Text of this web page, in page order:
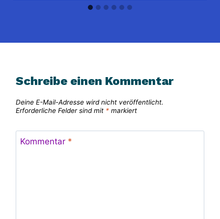
Schreibe einen Kommentar
Deine E-Mail-Adresse wird nicht veröffentlicht.
Erforderliche Felder sind mit * markiert
Kommentar *